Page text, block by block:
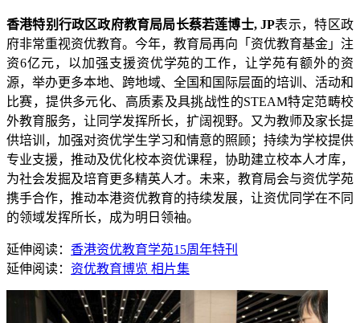
香港特别行政区政府教育局局长蔡若莲博士, JP表示，特区政
府非常重视资优教育。今年，教育局再向「资优教育基金」注
资6亿元，以加强支援资优学苑的工作，让学苑有额外的资
源，举办更多本地、跨地域、全国和国际层面的培训、活动和
比赛，提供多元化、高质素及具挑战性的STEAM特定范畴校
外教育服务，让同学发挥所长，扩阔视野。又为教师及家长提
供培训，加强对资优学生学习和情意的照顾；持续为学校提供
专业支援，推动及优化校本资优课程，协助建立校本人才库，
为社会发掘及培育更多精英人才。未来，教育局会与资优学苑
携手合作，推动本港资优教育的持续发展，让资优同学在不同
的领域发挥所长，成为明日领袖。
延伸阅读： 香港资优教育学苑15周年特刊
延伸阅读： 资优教育博览 相片集